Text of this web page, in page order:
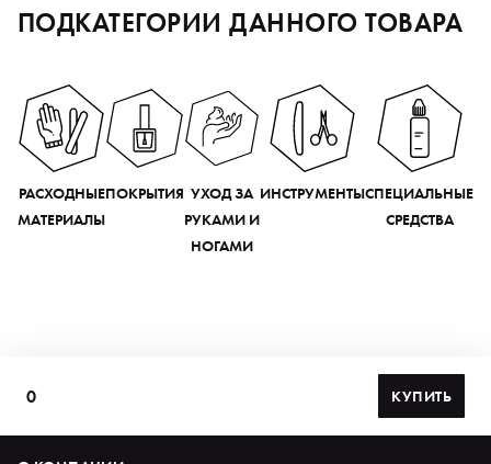
ПОДКАТЕГОРИИ ДАННОГО ТОВАРА
РАСХОДНЫЕ
МАТЕРИАЛЫ
ПОКРЫТИЯ УХОД ЗА
РУКАМИ И
НОГАМИ
ИНСТРУМЕНТЫСПЕЦИАЛЬНЫЕ
СРЕДСТВА
0 КУПИТЬ